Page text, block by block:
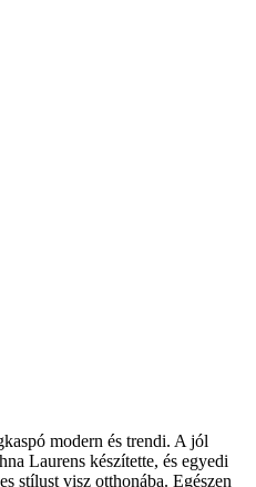
modern és trendi. A jól
Laurens készítette, és egyedi
stílust visz otthonába. Egészen